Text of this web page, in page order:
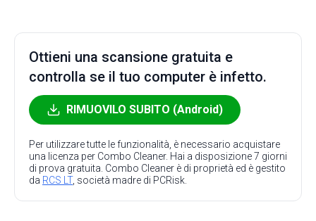
Ottieni una scansione gratuita e
controlla se il tuo computer è infetto.
RIMUOVILO SUBITO (Android)
Per utilizzare tutte le funzionalità, è necessario acquistare
una licenza per Combo Cleaner. Hai a disposizione 7 giorni
di prova gratuita. Combo Cleaner è di proprietà ed è gestito
da RCS LT, società madre di PCRisk.